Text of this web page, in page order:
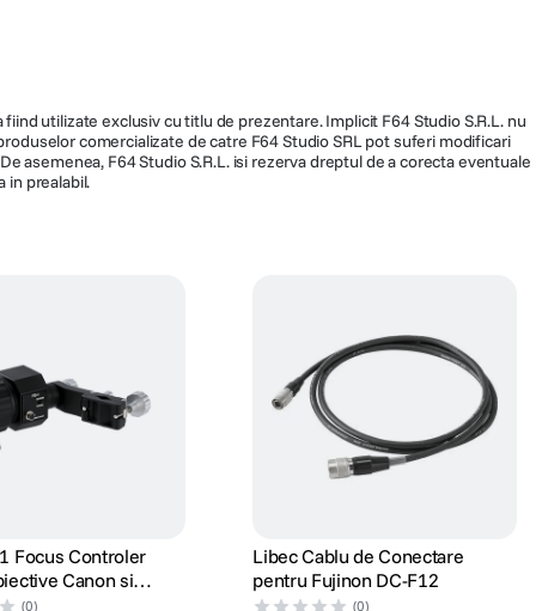
utilizate exclusiv cu titlu de prezentare. Implicit F64 Studio S.R.L. nu
comercializate de catre F64 Studio SRL pot suferi modificari
F64 Studio S.R.L. isi rezerva dreptul de a corecta eventuale
in prealabil.
Focus Controler
Canon si
(0)
Libec Cablu de Conectare
pentru Fujinon DC-F12
(0)